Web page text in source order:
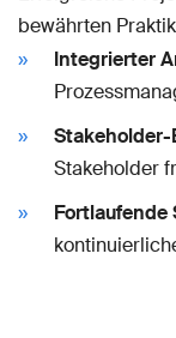
bewährten
Integrierter
Stakeholder
Fortlaufende